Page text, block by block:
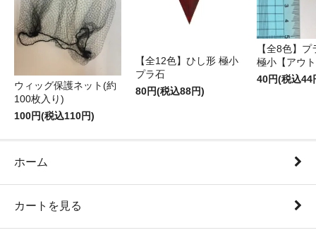
ウィッグ保護ネット(約
100枚入り)
100円(税込110円)
【全12色】ひし形 極小
プラ石
80円(税込88円)
【全8色】
極小【アウ
40円(税込44
ホーム
カートを見る